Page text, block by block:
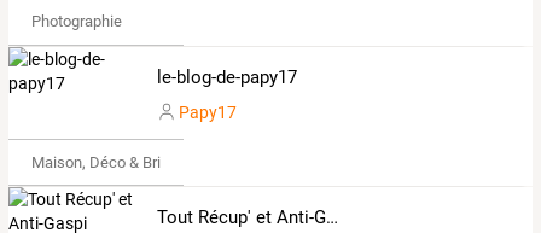
Photographie
le-blog-de-papy17
Papy17
Maison, Déco & Bricolage
Tout Récup' et Anti-Gaspi